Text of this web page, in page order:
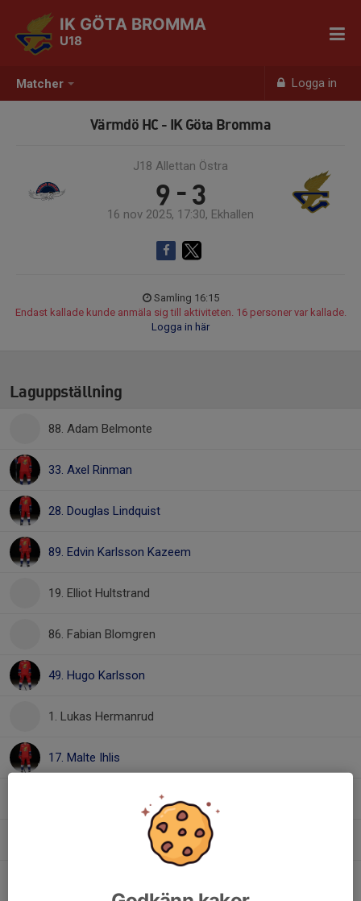
Matcher Logga in
IK GÖTA BROMMA
U18
Värmdö HC - IK Göta Bromma
J18 Allettan Östra
9 - 3
16 nov 2025, 17:30, Ekhallen
Samling 16:15
Endast kallade kunde anmäla sig till aktiviteten. 16 personer var kallade.
Logga in här
Laguppställning
88. Adam Belmonte
33. Axel Rinman
28. Douglas Lindquist
89. Edvin Karlsson Kazeem
19. Elliot Hultstrand
86. Fabian Blomgren
49. Hugo Karlsson
1. Lukas Hermanrud
17. Malte Ihlis